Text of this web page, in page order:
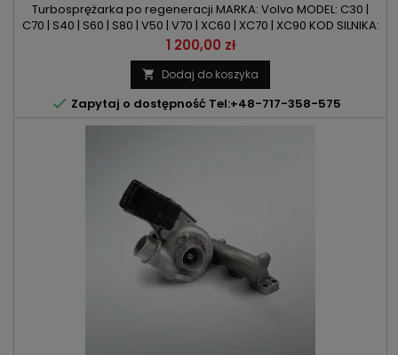
Turbosprężarka po regeneracji MARKA: Volvo MODEL: C30 |
C70 | S40 | S60 | S80 | V50 | V70 | XC60 | XC70 | XC90 KOD SILNIKA:
I5DP2 | D5244T4 | D5244T5 | D5244T8 | D5244T9 | D5244T13
POJEMNOŚĆ: 2400ccm 2.4 D D5MOC: 163KM/120kW |
180KM/132kW | 185KM/136kW | 200KM/147kW ROK PRODUKCJI:
Od 2005r
Cena
1 200,00 zł
 Dodaj do koszyka
 Zapytaj o dostępność Tel:+48-717-358-575